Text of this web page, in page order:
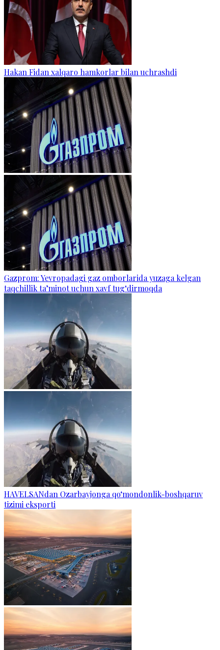
Hakan Fidan xalqaro hamkorlar bilan uchrashdi
Gazprom: Yevropadagi gaz omborlarida yuzaga kelgan
taqchillik ta’minot uchun xavf tug‘dirmoqda
HAVELSANdan Ozarbayjonga qo‘mondonlik-boshqaruv
tizimi eksporti